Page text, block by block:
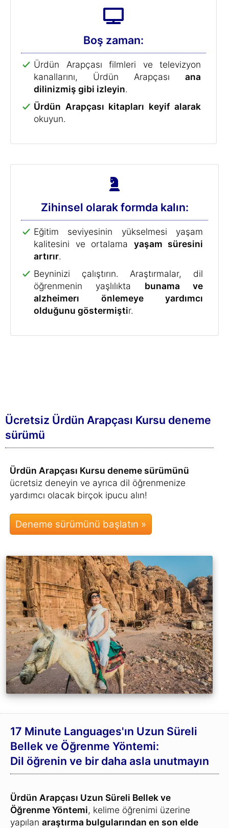
Boş zaman:
Ürdün Arapçası filmleri ve televizyon
kanallarını, Ürdün Arapçası ana
dilinizmiş gibi izleyin.
Ürdün Arapçası kitapları keyif alarak
okuyun.
Zihinsel olarak formda kalın:
Eğitim seviyesinin yükselmesi yaşam
kalitesini ve ortalama yaşam süresini
artırır.
Beyninizi çalıştırın. Araştırmalar, dil
öğrenmenin yaşlılıkta bunama ve
alzheimerı önlemeye yardımcı
olduğunu göstermiştir.
Ücretsiz Ürdün Arapçası Kursu deneme
sürümü
Ürdün Arapçası Kursu deneme sürümünü
ücretsiz deneyin ve ayrıca dil öğrenmenize
yardımcı olacak birçok ipucu alın!
17 Minute Languages'ın Uzun Süreli
Bellek ve Öğrenme Yöntemi:
Dil öğrenin ve bir daha asla unutmayın
Ürdün Arapçası Uzun Süreli Bellek ve
Öğrenme Yöntemi, kelime öğrenimi üzerine
yapılan araştırma bulgularından en son elde